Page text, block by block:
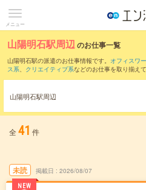
メニュー
山陽明石駅周辺のお仕事一覧
山陽明石駅の派遣のお仕事情報です。 オフィスワ
ス系、 クリエイティブ系などのお仕事を取り揃え
また、西神中央駅
認いただけます。
山陽明石駅周辺
全 41 件
未読
NEW
掲載日 2026/08/07